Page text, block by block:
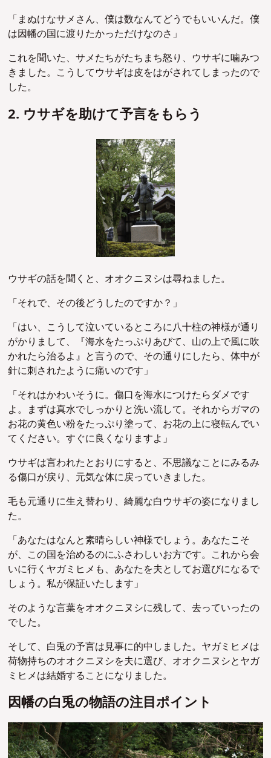
「まぬけなサメさん、僕は数なんてどうでもいいんだ。僕
は因幡の国に渡りたかっただけなのさ」
これを聞いた、サメたちがたちまち怒り、ウサギに噛みつ
きました。こうしてウサギは皮をはがされてしまったので
した。
2. ウサギを助けて予言をもらう
ウサギの話を聞くと、オオクニヌシは尋ねました。
「それで、その後どうしたのですか？」
「はい、こうして泣いているところに八十柱の神様が通り
がかりまして、『海水をたっぷりあびて、山の上で風に吹
かれたら治るよ』と言うので、その通りにしたら、体中が
針に刺されたように痛いのです」
「それはかわいそうに。傷口を海水につけたらダメです
よ。まずは真水でしっかりと洗い流して。それからガマの
お花の黄色い粉をたっぷり塗って、お花の上に寝転んでい
てください。すぐに良くなりますよ」
ウサギは言われたとおりにすると、不思議なことにみるみ
る傷口が戻り、元気な体に戻っていきました。
毛も元通りに生え替わり、綺麗な白ウサギの姿になりまし
た。
「あなたはなんと素晴らしい神様でしょう。あなたこそ
が、この国を治めるのにふさわしいお方です。これから会
いに行くヤガミヒメも、あなたを夫としてお選びになるで
しょう。私が保証いたします」
そのような言葉をオオクニヌシに残して、去っていったの
でした。
そして、白兎の予言は見事に的中しました。ヤガミヒメは
荷物持ちのオオクニヌシを夫に選び、オオクニヌシとヤガ
ミヒメは結婚することになりました。
因幡の白兎の物語の注目ポイント